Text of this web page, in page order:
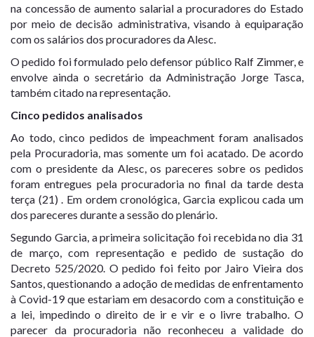
na concessão de aumento salarial a procuradores do Estado
por meio de decisão administrativa, visando à equiparação
com os salários dos procuradores da Alesc.
O pedido foi formulado pelo defensor público Ralf Zimmer, e
envolve ainda o secretário da Administração Jorge Tasca,
também citado na representação.
Cinco pedidos analisados
Ao todo, cinco pedidos de impeachment foram analisados
pela Procuradoria, mas somente um foi acatado. De acordo
com o presidente da Alesc, os pareceres sobre os pedidos
foram entregues pela procuradoria no final da tarde desta
terça (21) . Em ordem cronológica, Garcia explicou cada um
dos pareceres durante a sessão do plenário.
Segundo Garcia, a primeira solicitação foi recebida no dia 31
de março, com representação e pedido de sustação do
Decreto 525/2020. O pedido foi feito por Jairo Vieira dos
Santos, questionando a adoção de medidas de enfrentamento
à Covid-19 que estariam em desacordo com a constituição e
a lei, impedindo o direito de ir e vir e o livre trabalho. O
parecer da procuradoria não reconheceu a validade do